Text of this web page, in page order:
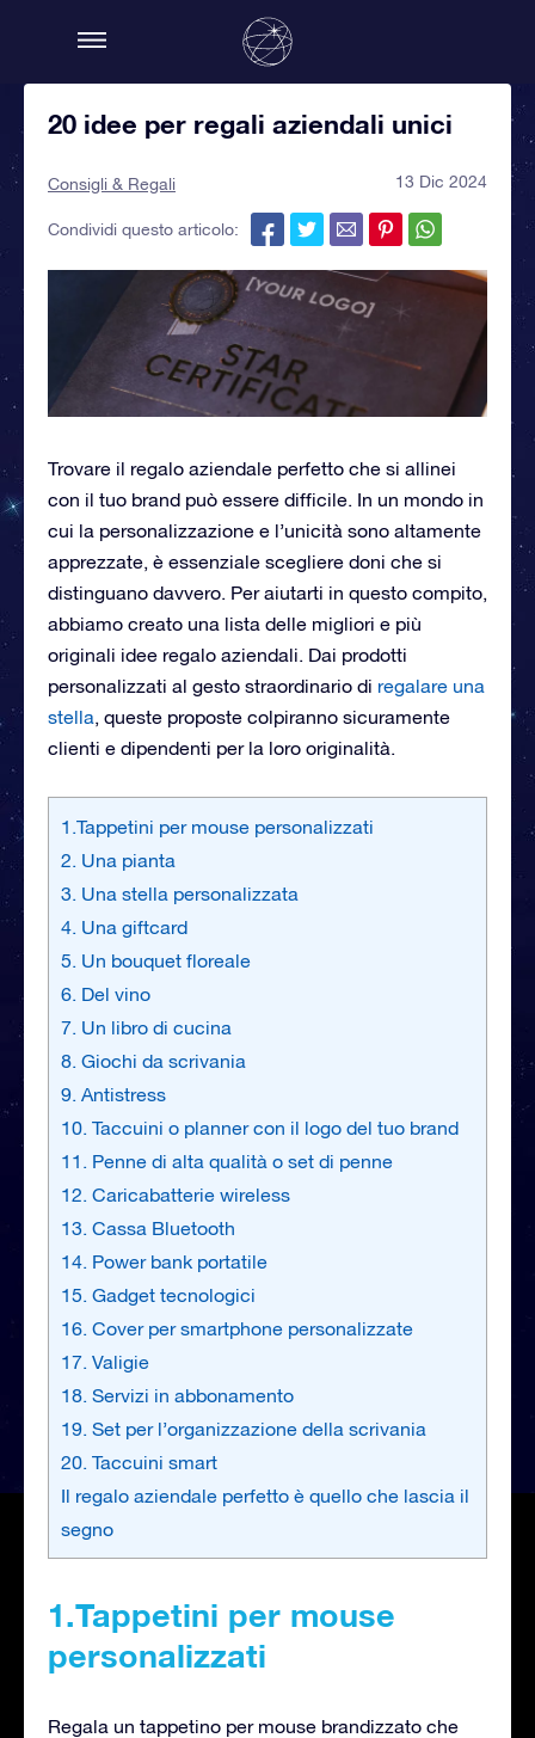
20 idee per regali aziendali unici
Consigli & Regali 13 Dic 2024
Condividi questo articolo:
Trovare il regalo aziendale perfetto che si allinei
con il tuo brand può essere difficile. In un mondo in
cui la personalizzazione e l’unicità sono altamente
apprezzate, è essenziale scegliere doni che si
distinguano davvero. Per aiutarti in questo compito,
abbiamo creato una lista delle migliori e più
originali idee regalo aziendali. Dai prodotti
personalizzati al gesto straordinario di regalare una
stella, queste proposte colpiranno sicuramente
clienti e dipendenti per la loro originalità.
1.Tappetini per mouse personalizzati
2. Una pianta
3. Una stella personalizzata
4. Una giftcard
5. Un bouquet floreale
6. Del vino
7. Un libro di cucina
8. Giochi da scrivania
9. Antistress
10. Taccuini o planner con il logo del tuo brand
11. Penne di alta qualità o set di penne
12. Caricabatterie wireless
13. Cassa Bluetooth
14. Power bank portatile
15. Gadget tecnologici
16. Cover per smartphone personalizzate
17. Valigie
18. Servizi in abbonamento
19. Set per l’organizzazione della scrivania
20. Taccuini smart
Il regalo aziendale perfetto è quello che lascia il
segno
1.Tappetini per mouse
personalizzati
Regala un tappetino per mouse brandizzato che